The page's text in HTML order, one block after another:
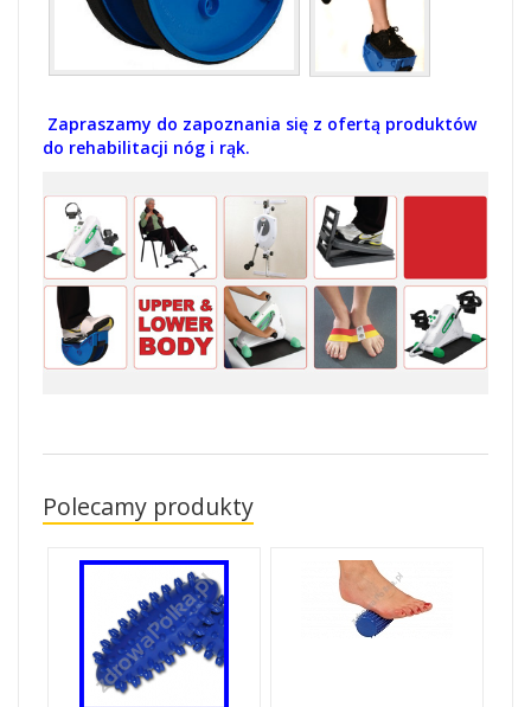
Zapraszamy do zapoznania się z ofertą produktów
do rehabilitacji nóg i rąk.
Polecamy produkty